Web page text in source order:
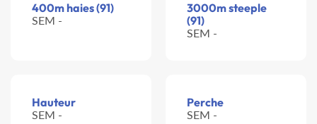
400m haies (91)
SEM -
3000m steeple
(91)
SEM -
Hauteur
SEM -
Perche
SEM -